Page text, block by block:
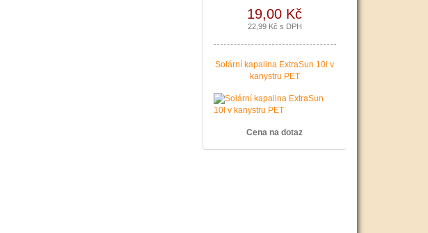
19,00 Kč
22,99 Kč s DPH
Solární kapalina ExtraSun 10l v
kanystru PET
Cena na dotaz